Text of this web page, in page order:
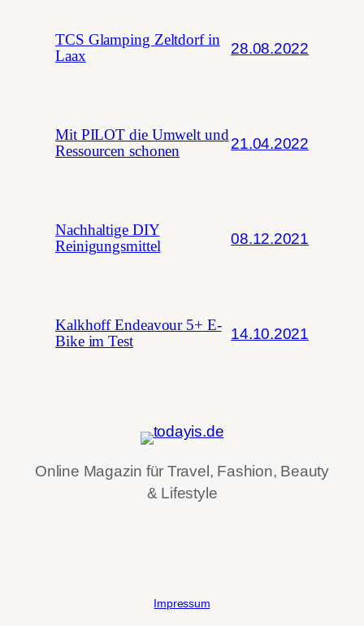
TCS Glamping Zeltdorf in
Laax
28.08.2022
Mit PILOT die Umwelt und
Ressourcen schonen
21.04.2022
Nachhaltige DIY
Reinigungsmittel
08.12.2021
Kalkhoff Endeavour 5+ E-
Bike im Test
14.10.2021
Online Magazin für Travel, Fashion, Beauty
& Lifestyle
Impressum